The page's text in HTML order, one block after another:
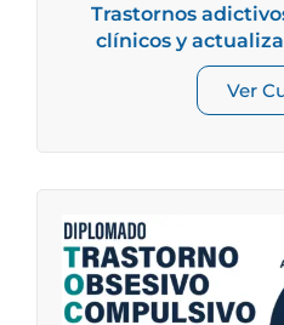
Trastornos
clínicos y
Ver